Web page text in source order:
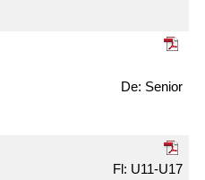
Senior
U11-U17